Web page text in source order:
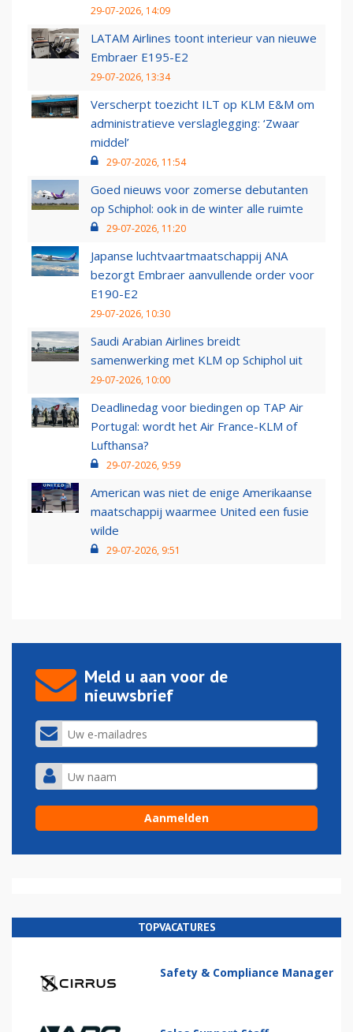
29-07-2026, 14:09
LATAM Airlines toont interieur van nieuwe
Embraer E195-E2
29-07-2026, 13:34
Verscherpt toezicht ILT op KLM E&M om
administratieve verslaglegging: ‘Zwaar
middel’
29-07-2026, 11:54
Goed nieuws voor zomerse debutanten
op Schiphol: ook in de winter alle ruimte
29-07-2026, 11:20
Japanse luchtvaartmaatschappij ANA
bezorgt Embraer aanvullende order voor
E190-E2
29-07-2026, 10:30
Saudi Arabian Airlines breidt
samenwerking met KLM op Schiphol uit
29-07-2026, 10:00
Deadlinedag voor biedingen op TAP Air
Portugal: wordt het Air France-KLM of
Lufthansa?
29-07-2026, 9:59
American was niet de enige Amerikaanse
maatschappij waarmee United een fusie
wilde
29-07-2026, 9:51
Meld u aan voor de
nieuwsbrief
TOPVACATURES
Safety & Compliance Manager